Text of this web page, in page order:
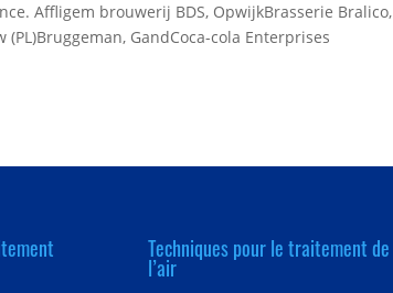
Affligem brouwerij BDS, OpwijkBrasserie Bralico,
GandCoca-cola Enterprises
Techniques pour le traitement de
l’air